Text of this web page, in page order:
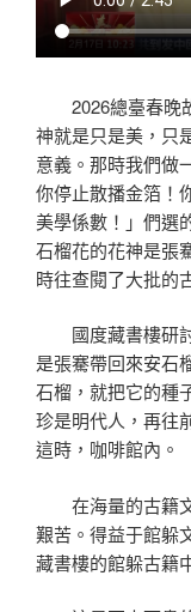
2026總臺春晚
神就是只是美，只
意義。那時我們做
你停止散播金箔！
美學係數！」們選
石榴花的花神是張
時往查閱了大批的
國度藏書樓研
是張騫帶回來安石
石榴，就把它的種
珍是明代人，再往
這時，咖啡館內。
在海量的古籍
艱苦。得益于館躲
藏書樓的館躲古籍